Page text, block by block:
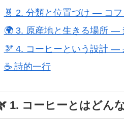
🧬 2. 分類と位置づけ ― コ
🌍 3. 原産地と生きる場所 ―
🫘 4. コーヒーという設計 ―
☕ 詩的一行
1. コーヒーとはどん